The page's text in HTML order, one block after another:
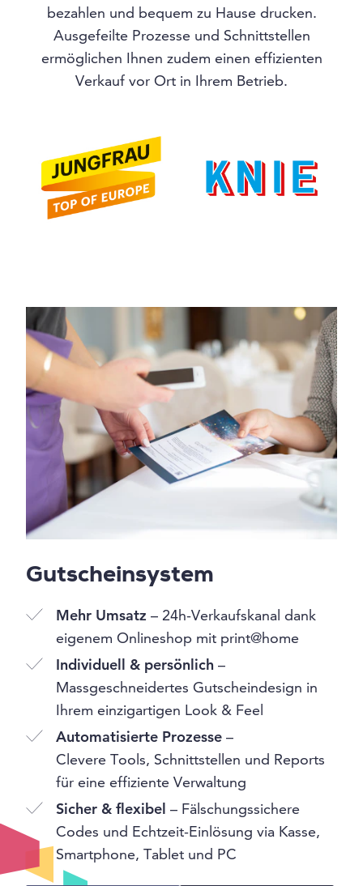
bezahlen und bequem zu Hause drucken.
Ausgefeilte Prozesse und Schnittstellen
ermöglichen Ihnen zudem einen effizienten
Verkauf vor Ort in Ihrem Betrieb.
Gutscheinsystem
Mehr Umsatz – 24h-Verkaufskanal dank
eigenem Onlineshop mit print@home
Individuell & persönlich –
Massgeschneidertes Gutscheindesign in
Ihrem einzigartigen Look & Feel
Automatisierte Prozesse –
Clevere Tools, Schnittstellen und Reports
für eine effiziente Verwaltung
Sicher & flexibel – Fälschungssichere
Codes und Echtzeit-Einlösung via Kasse,
Smartphone, Tablet und PC